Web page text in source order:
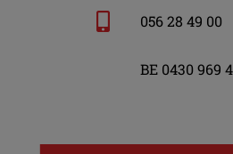
056 28 49 00
BE 0430 969